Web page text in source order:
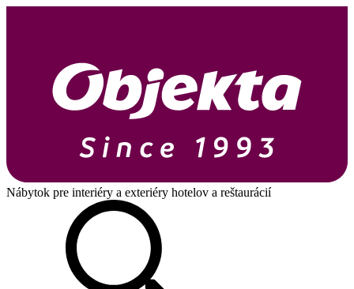
Nábytok pre interiéry a exteriéry hotelov a reštaurácií